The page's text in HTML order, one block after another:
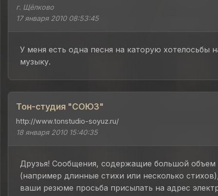
г. Щёлково
17 января 2010 08:53:45
У меня есть одна песня на каторую хотелосьбы
музыку.
Тон-студия "СОЮЗ"
http://www.tonstudio-soyuz.ru/
18 января 2010 15:40:35
Друзья! Сообщения, содержащие большой объем
(например длинные стихи или несколько
ваши резюме просьба присылать на адрес